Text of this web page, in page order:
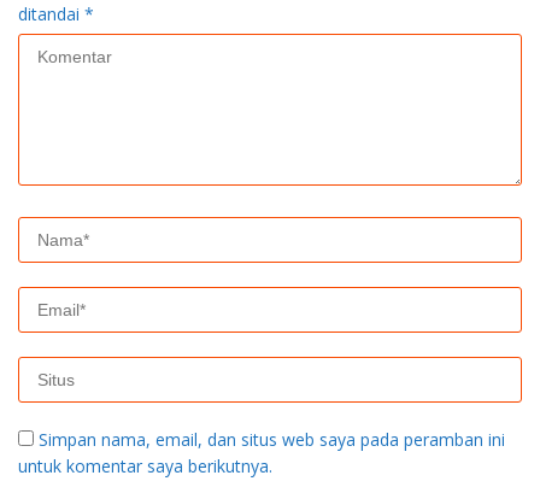
ditandai *
Simpan nama, email, dan situs web saya pada peramban ini
untuk komentar saya berikutnya.